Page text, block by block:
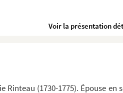
Voir la
Rinteau (1730-1775). Épouse en